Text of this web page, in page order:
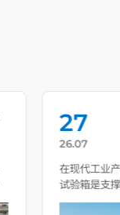
27
26.07
在现代工业
试验箱是支
价值从来不